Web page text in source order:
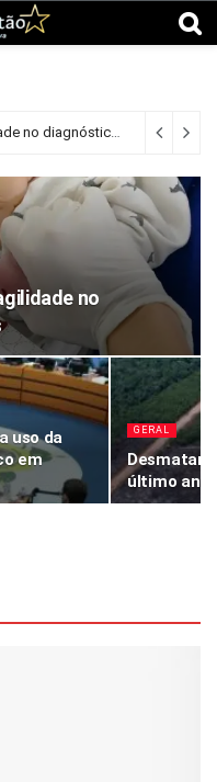
Organizações pedem mais agilidade no diagnóstico da AME no país
no
uso da
em
GERAL
último ano